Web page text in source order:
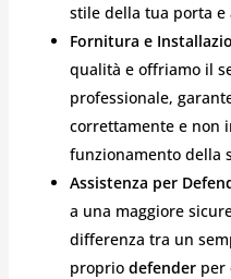
stile della tua porta e
Fornitura e
qualità e offriamo il
professionale,
correttamente e non
funzionamento della
Assistenza per
a una maggiore
differenza tra un
proprio defenderper